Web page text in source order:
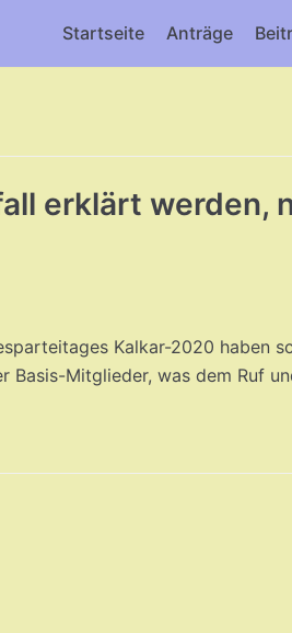
Startseite Anträge
erklärt werden,
Kalkar-2020 haben
Basis-Mitglieder, was dem Ruf